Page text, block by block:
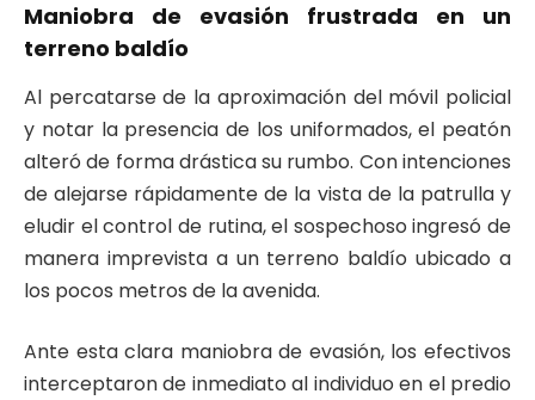
Maniobra de evasión frustrada en un
terreno baldío
Al percatarse de la aproximación del móvil policial
y notar la presencia de los uniformados, el peatón
alteró de forma drástica su rumbo. Con intenciones
de alejarse rápidamente de la vista de la patrulla y
eludir el control de rutina, el sospechoso ingresó de
manera imprevista a un terreno baldío ubicado a
los pocos metros de la avenida.
Ante esta clara maniobra de evasión, los efectivos
interceptaron de inmediato al individuo en el predio